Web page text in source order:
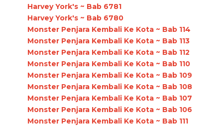
Harvey York's ~ Bab 6781
Harvey York's ~ Bab 6780
Monster Penjara Kembali Ke Kota ~ Bab 114
Monster Penjara Kembali Ke Kota ~ Bab 113
Monster Penjara Kembali Ke Kota ~ Bab 112
Monster Penjara Kembali Ke Kota ~ Bab 110
Monster Penjara Kembali Ke Kota ~ Bab 109
Monster Penjara Kembali Ke Kota ~ Bab 108
Monster Penjara Kembali Ke Kota ~ Bab 107
Monster Penjara Kembali Ke Kota ~ Bab 106
Monster Penjara Kembali Ke Kota ~ Bab 111